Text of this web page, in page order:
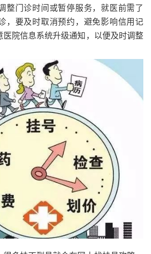
整门诊时间或暂停服务，就医前需了
，要及时取消预约，避免影响信用记
医院信息系统升级通知，以便及时调整